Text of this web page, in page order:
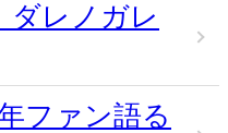
ダレノガレ
ファン語る